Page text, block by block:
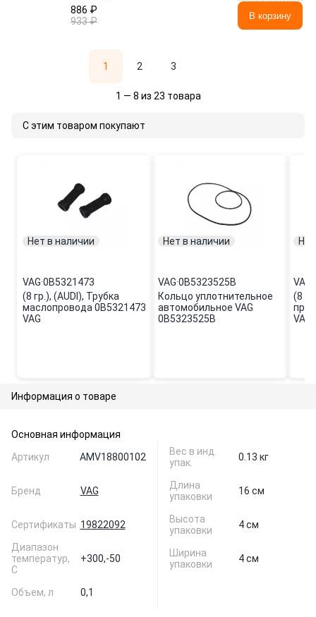
886 ₽
933 ₽
В корзину
1 2 3
1 — 8 из 23 товара
С этим товаром покупают
Нет в наличии
VAG·0B5321473
(8 гр.), (AUDI), Трубка
маслопровода 0B5321473
VAG
Нет в наличии
VAG·0B5323525B
Кольцо уплотнительное
автомобильное VAG
0B5323525B
VAG
(8
VAG
Информация о товаре
Основная информация
Артикул
AMV18800102
Бренд VAG
Сертификаты 19822092
Диапазон
температур,
C
+300,-50
Объем, л 0,1
Вес в инд.
упак.
0.13 кг
Длина
упаковки
16 см
Высота
упаковки
4 см
Ширина
упаковки
4 см